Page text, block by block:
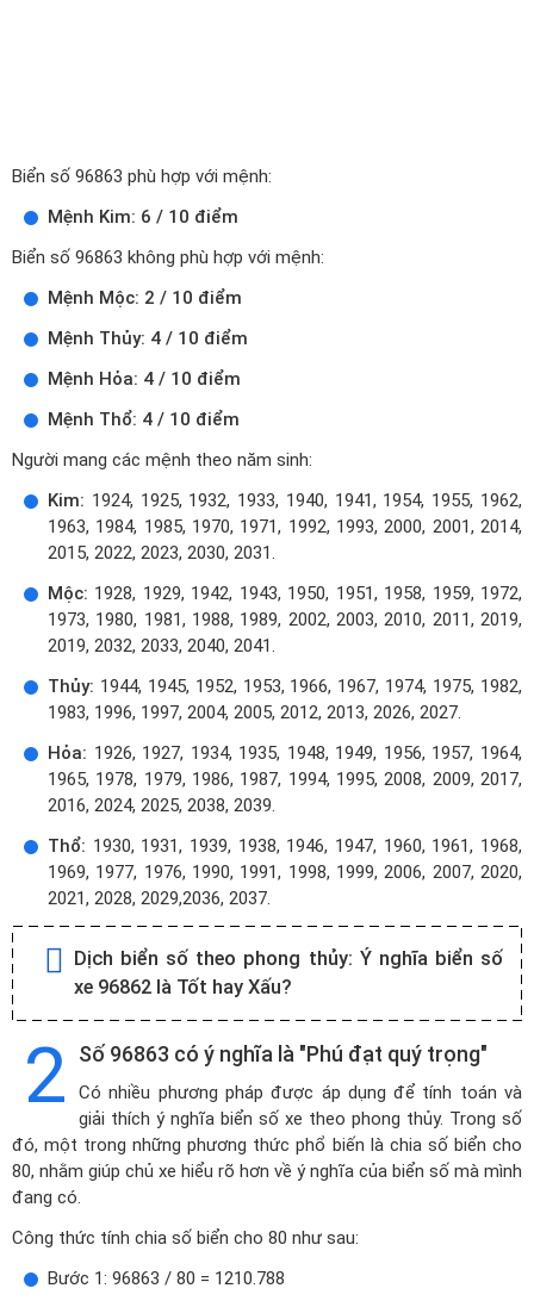
Biển số 96863 phù hợp với mệnh:
Mệnh Kim: 6 / 10 điểm
Biển số 96863 không phù hợp với mệnh:
Mệnh Mộc: 2 / 10 điểm
Mệnh Thủy: 4 / 10 điểm
Mệnh Hỏa: 4 / 10 điểm
Mệnh Thổ: 4 / 10 điểm
Người mang các mệnh theo năm sinh:
Kim: 1924, 1925, 1932, 1933, 1940, 1941, 1954, 1955, 1962,
1963, 1984, 1985, 1970, 1971, 1992, 1993, 2000, 2001, 2014,
2015, 2022, 2023, 2030, 2031.
Mộc: 1928, 1929, 1942, 1943, 1950, 1951, 1958, 1959, 1972,
1973, 1980, 1981, 1988, 1989, 2002, 2003, 2010, 2011, 2019,
2019, 2032, 2033, 2040, 2041.
Thủy: 1944, 1945, 1952, 1953, 1966, 1967, 1974, 1975, 1982,
1983, 1996, 1997, 2004, 2005, 2012, 2013, 2026, 2027.
Hỏa: 1926, 1927, 1934, 1935, 1948, 1949, 1956, 1957, 1964,
1965, 1978, 1979, 1986, 1987, 1994, 1995, 2008, 2009, 2017,
2016, 2024, 2025, 2038, 2039.
Thổ: 1930, 1931, 1939, 1938, 1946, 1947, 1960, 1961, 1968,
1969, 1977, 1976, 1990, 1991, 1998, 1999, 2006, 2007, 2020,
2021, 2028, 2029,2036, 2037.
Dịch biển số theo phong thủy: Ý nghĩa biển số
xe 96862 là Tốt hay Xấu?
2 Số 96863 có ý nghĩa là "Phú đạt quý trọng"
Có nhiều phương pháp được áp dụng để tính toán và
giải thích ý nghĩa biển số xe theo phong thủy. Trong số
đó, một trong những phương thức phổ biến là chia số biển cho
80, nhằm giúp chủ xe hiểu rõ hơn về ý nghĩa của biển số mà mình
đang có.
Công thức tính chia số biển cho 80 như sau:
Bước 1: 96863 / 80 = 1210.788